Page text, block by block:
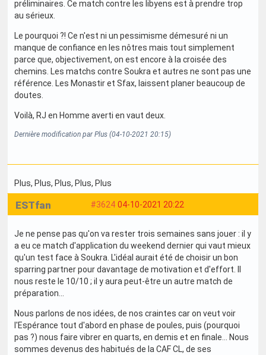
préliminaires. Ce match contre les libyens est à prendre trop
au sérieux.
Le pourquoi ?! Ce n'est ni un pessimisme démesuré ni un
manque de confiance en les nôtres mais tout simplement
parce que, objectivement, on est encore à la croisée des
chemins. Les matchs contre Soukra et autres ne sont pas une
référence. Les Monastir et Sfax, laissent planer beaucoup de
doutes.
Voilà, RJ en Homme averti en vaut deux.
Dernière modification par Plus (04-10-2021 20:15)
Plus, Plus, Plus, Plus, Plus
#3624 04-10-2021 20:22
ESTfan
Je ne pense pas qu'on va rester trois semaines sans jouer : il y
a eu ce match d'application du weekend dernier qui vaut mieux
qu'un test face à Soukra. L'idéal aurait été de choisir un bon
sparring partner pour davantage de motivation et d'effort. Il
nous reste le 10/10 ; il y aura peut-être un autre match de
préparation...
Nous parlons de nos idées, de nos craintes car on veut voir
l'Espérance tout d'abord en phase de poules, puis (pourquoi
pas ?) nous faire vibrer en quarts, en demis et en finale... Nous
sommes devenus des habitués de la CAF CL, de ses